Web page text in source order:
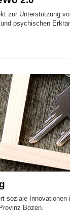
zur Unterstützung
psychischen
soziale
Bozen.